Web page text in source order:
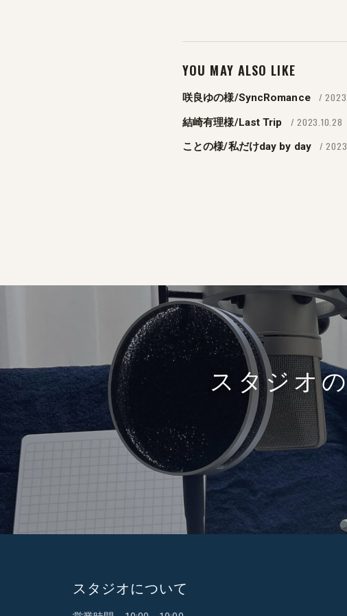
YOU MAY ALSO LIKE
咲良ゆの様/SyncRomance /
結崎有理様/Last Trip / 2023.10.28
ことの様/私だけday by day /
スタジオ
スタジオについて